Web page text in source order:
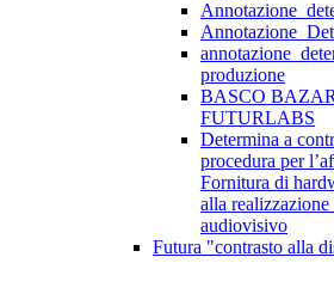
produzione
BASCO
FUTURLABS
Determina a
procedura per
Fornitura di
alla
audiovisivo
Futura "contrasto alla